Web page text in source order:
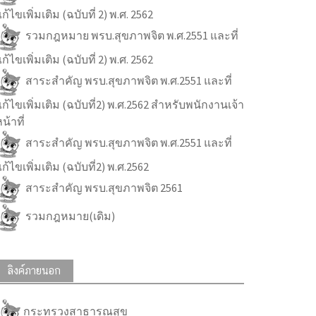
ไขเพิ่มเติม (ฉบับที่ 2) พ.ศ. 2562
รวมกฎหมาย พรบ.สุขภาพจิต พ.ศ.2551 และที่
ไขเพิ่มเติม (ฉบับที่ 2) พ.ศ. 2562
สาระสำคัญ พรบ.สุขภาพจิต พ.ศ.2551 และที่
ไขเพิ่มเติม (ฉบับที่2) พ.ศ.2562 สำหรับพนักงานเจ้า
น้าที่
สาระสำคัญ พรบ.สุขภาพจิต พ.ศ.2551 และที่
ไขเพิ่มเติม (ฉบับที่2) พ.ศ.2562
สาระสำคัญ พรบ.สุขภาพจิต 2561
รวมกฎหมาย(เดิม)
ลิงค์ภายนอก
กระทรวงสาธารณสุข